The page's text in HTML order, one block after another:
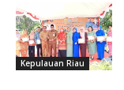
Kepulauan Riau